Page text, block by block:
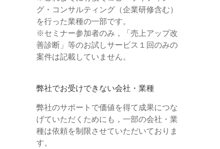
グ・コンサルティング（企業研修含む）
を行った業種の一部です。
※セミナー参加者のみ，「売上アップ改
善診断」等のお試しサービス１回のみの
案件は記載していません。
弊社でお受けできない会社・業種
弊社のサポートで価値を得て成果につな
げていただくためにも，一部の会社・業
種は依頼を制限させていただいておりま
す。